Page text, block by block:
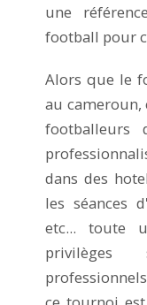
une
football pour
Alors que le
au
footballeurs
dans des
les séances
etc... toute
privilèges